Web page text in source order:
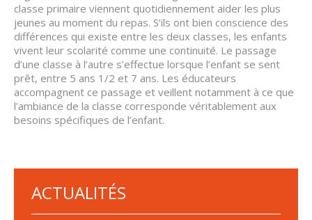
classe primaire viennent quotidiennement aider les plus
jeunes au moment du repas. S’ils ont bien conscience des
différences qui existe entre les deux classes, les enfants
vivent leur scolarité comme une continuité. Le passage
d’une classe à l’autre s’effectue lorsque l’enfant se sent
prêt, entre 5 ans 1/2 et 7 ans. Les éducateurs
accompagnent ce passage et veillent notamment à ce que
l’ambiance de la classe corresponde véritablement aux
besoins spécifiques de l’enfant.
ACTUALITÉS